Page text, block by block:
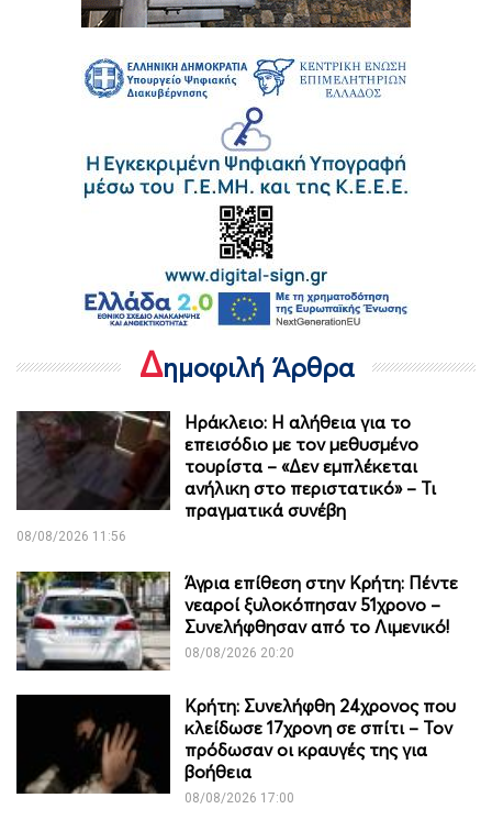
Δημοφιλή Άρθρα
Ηράκλειο: Η αλήθεια για το
επεισόδιο με τον μεθυσμένο
τουρίστα – «Δεν εμπλέκεται
ανήλικη στο περιστατικό» – Τι
πραγματικά συνέβη
08/08/2026 11:56
Άγρια επίθεση στην Κρήτη: Πέντε
νεαροί ξυλοκόπησαν 51χρονο –
Συνελήφθησαν από το Λιμενικό!
08/08/2026 20:20
Κρήτη: Συνελήφθη 24χρονος που
κλείδωσε 17χρονη σε σπίτι – Τον
πρόδωσαν οι κραυγές της για
βοήθεια
08/08/2026 17:00